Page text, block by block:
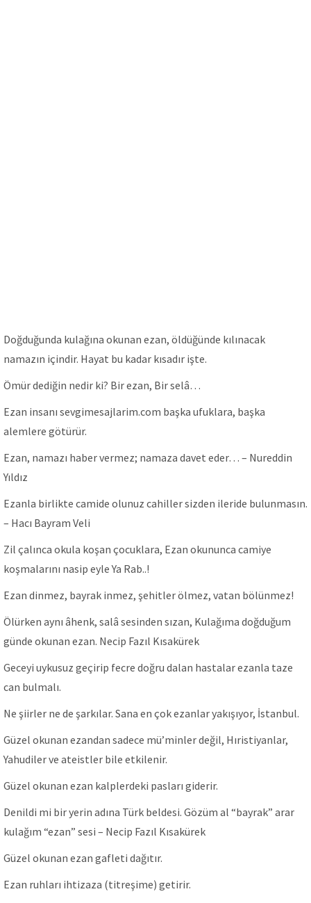
Doğduğunda kulağına okunan ezan, öldüğünde kılınacak
namazın içindir. Hayat bu kadar kısadır işte.
Ömür dediğin nedir ki? Bir ezan, Bir selâ…
Ezan insanı sevgimesajlarim.com başka ufuklara, başka
alemlere götürür.
Ezan, namazı haber vermez; namaza davet eder… – Nureddin
Yıldız
Ezanla birlikte camide olunuz cahiller sizden ileride bulunmasın.
– Hacı Bayram Veli
Zil çalınca okula koşan çocuklara, Ezan okununca camiye
koşmalarını nasip eyle Ya Rab..!
Ezan dinmez, bayrak inmez, şehitler ölmez, vatan bölünmez!
Ölürken aynı âhenk, salâ sesinden sızan, Kulağıma doğduğum
günde okunan ezan. Necip Fazıl Kısakürek
Geceyi uykusuz geçirip fecre doğru dalan hastalar ezanla taze
can bulmalı.
Ne şiirler ne de şarkılar. Sana en çok ezanlar yakışıyor, İstanbul.
Güzel okunan ezandan sadece mü’minler değil, Hıristiyanlar,
Yahudiler ve ateistler bile etkilenir.
Güzel okunan ezan kalplerdeki pasları giderir.
Denildi mi bir yerin adına Türk beldesi. Gözüm al “bayrak” arar
kulağım “ezan” sesi – Necip Fazıl Kısakürek
Güzel okunan ezan gafleti dağıtır.
Ezan ruhları ihtizaza (titreşime) getirir.